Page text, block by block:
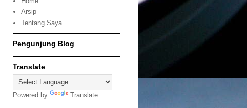
Arsip
Tentang Saya
Pengunjung Blog
Translate
Powered by Translate